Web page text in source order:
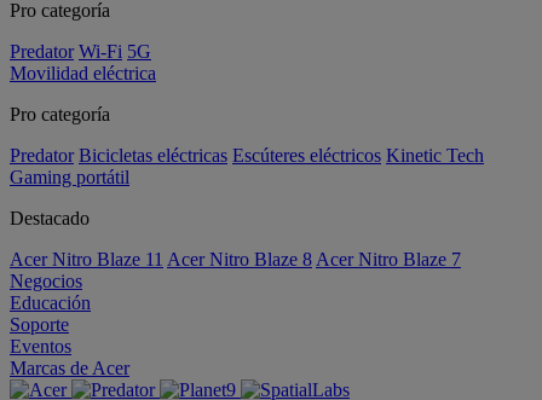
Pro categoría
Predator Wi-Fi 5G
Movilidad eléctrica
Pro categoría
Predator Bicicletas eléctricas Escúteres eléctricos Kinetic Tech
Gaming portátil
Destacado
Acer Nitro Blaze 11 Acer Nitro Blaze 8 Acer Nitro Blaze 7
Negocios
Educación
Soporte
Eventos
Marcas de Acer